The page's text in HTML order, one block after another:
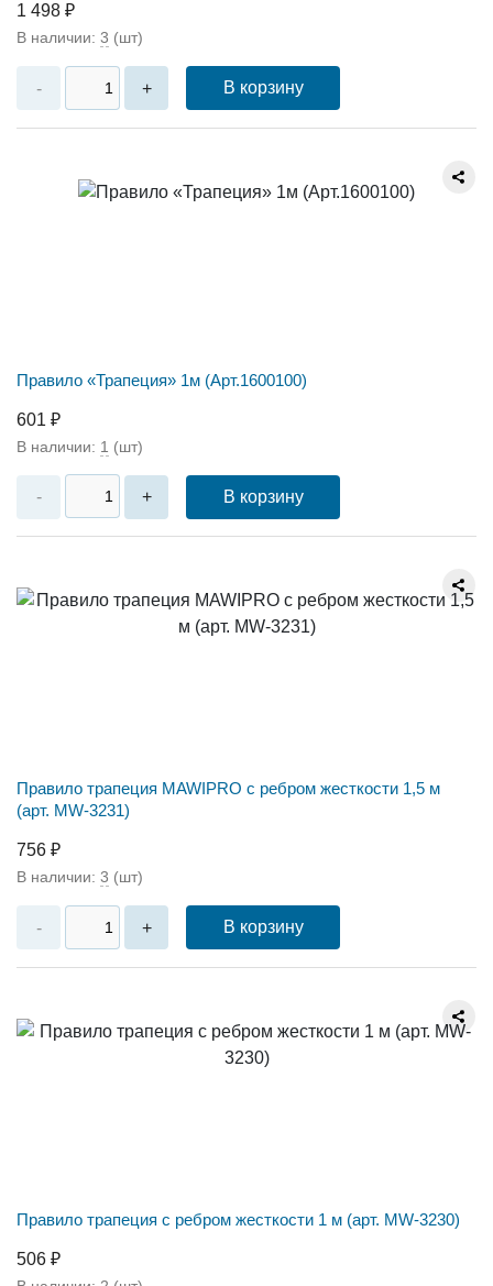
1 498 ₽
В наличии: 3 (шт)
- + В корзину
Правило «Трапеция» 1м (Арт.1600100)
601 ₽
В наличии: 1 (шт)
- + В корзину
Правило трапеция MAWIPRO c ребром жесткости 1,5 м
(арт. MW-3231)
756 ₽
В наличии: 3 (шт)
- + В корзину
Правило трапеция c ребром жесткости 1 м (арт. MW-3230)
506 ₽